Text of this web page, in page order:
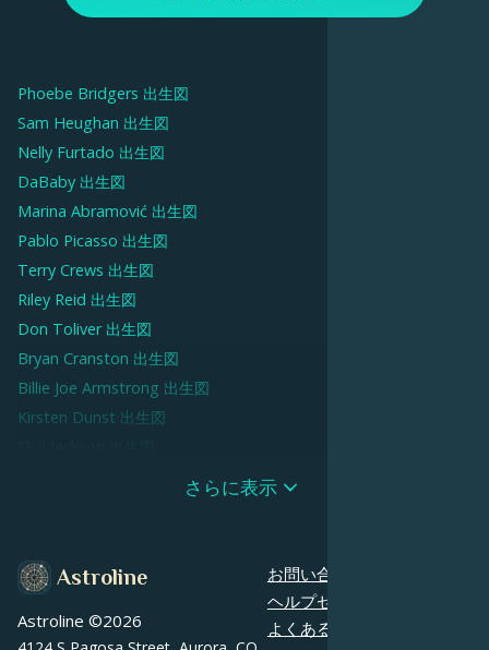
ハウス、毎日の通過など、チャートのさまざまな側面を調
Phoebe Bridgers 出生図
Sam Heughan 出生図
Nelly Furtado 出生図
DaBaby 出生図
Marina Abramović 出生図
Pablo Picasso 出生図
Terry Crews 出生図
Riley Reid 出生図
Don Toliver 出生図
Bryan Cranston 出生図
Billie Joe Armstrong 出生図
Kirsten Dunst 出生図
Dave Chappelle
Nessa Barrett
Eva Green 出生図
さらに表示
Astroline
Astroline ©2026
お問い合わせ
ヘルプセンター
よくあるご質問